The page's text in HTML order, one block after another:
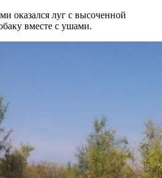
оказался луг с высоченной
вместе с ушами.